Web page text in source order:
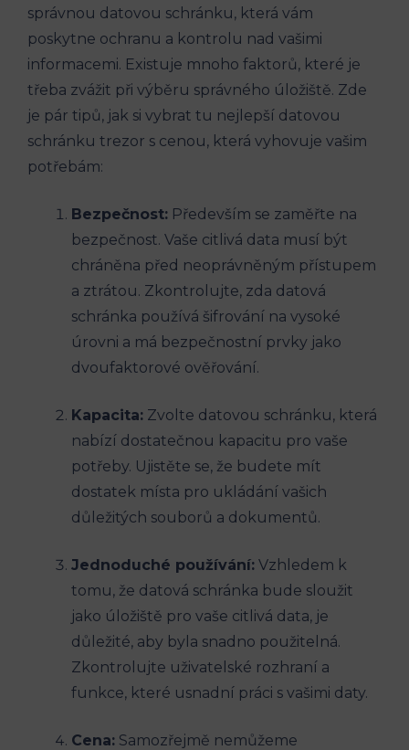
správnou datovou schránku, která vám
poskytne ochranu a kontrolu nad vašimi
informacemi. Existuje mnoho faktorů, které je
třeba zvážit při výběru správného úložiště. Zde
je pár tipů, jak si vybrat tu nejlepší datovou
schránku trezor s cenou, která vyhovuje vašim
potřebám:
Bezpečnost: Především se zaměřte na
bezpečnost. Vaše citlivá data musí být
chráněna před neoprávněným přístupem
a ztrátou. Zkontrolujte, zda datová
schránka používá šifrování na vysoké
úrovni a má bezpečnostní prvky jako
dvoufaktorové ověřování.
Kapacita: Zvolte datovou schránku, která
nabízí dostatečnou kapacitu pro vaše
potřeby. Ujistěte se, že budete mít
dostatek místa pro ukládání vašich
důležitých souborů a dokumentů.
Jednoduché používání: Vzhledem k
tomu, že datová schránka bude sloužit
jako úložiště pro vaše citlivá data, je
důležité, aby byla snadno použitelná.
Zkontrolujte uživatelské rozhraní a
funkce, které usnadní práci s vašimi daty.
Cena: Samozřejmě nemůžeme